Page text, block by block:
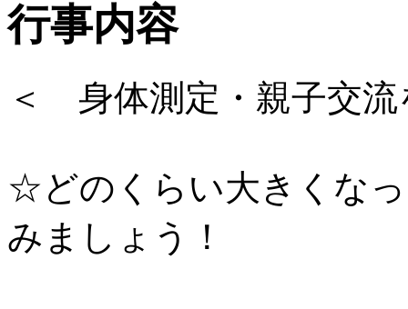
行事内容
＜ 身体測定・親子交
☆どのくらい大きくな
みましょう！